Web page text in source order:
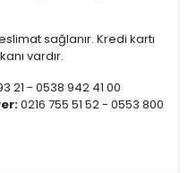
sağlanır. Kredi kartı
vardır.
21 - 0538 942 41 00
0216 755 51 52 - 0553 800